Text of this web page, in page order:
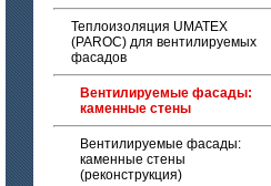
Теплоизоляция UMATEX
(PAROC) для вентилируемых
фасадов
Вентилируемые фасады:
каменные стены
Вентилируемые фасады:
каменные стены
(реконструкция)